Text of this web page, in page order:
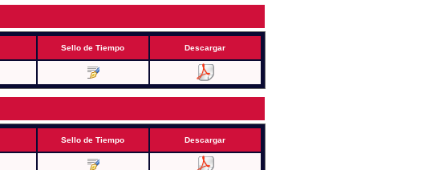
Sello de Tiempo Descargar
Sello de Tiempo Descargar